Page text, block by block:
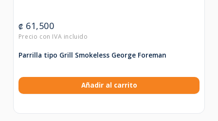
₡ 61,500
Parrilla tipo Grill Smokeless George Foreman
Añadir al carrito